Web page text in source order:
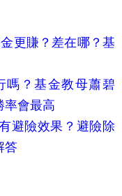
更賺？差在哪？基
嗎？基金教母蕭碧
率會最高
避險效果？避險除
答